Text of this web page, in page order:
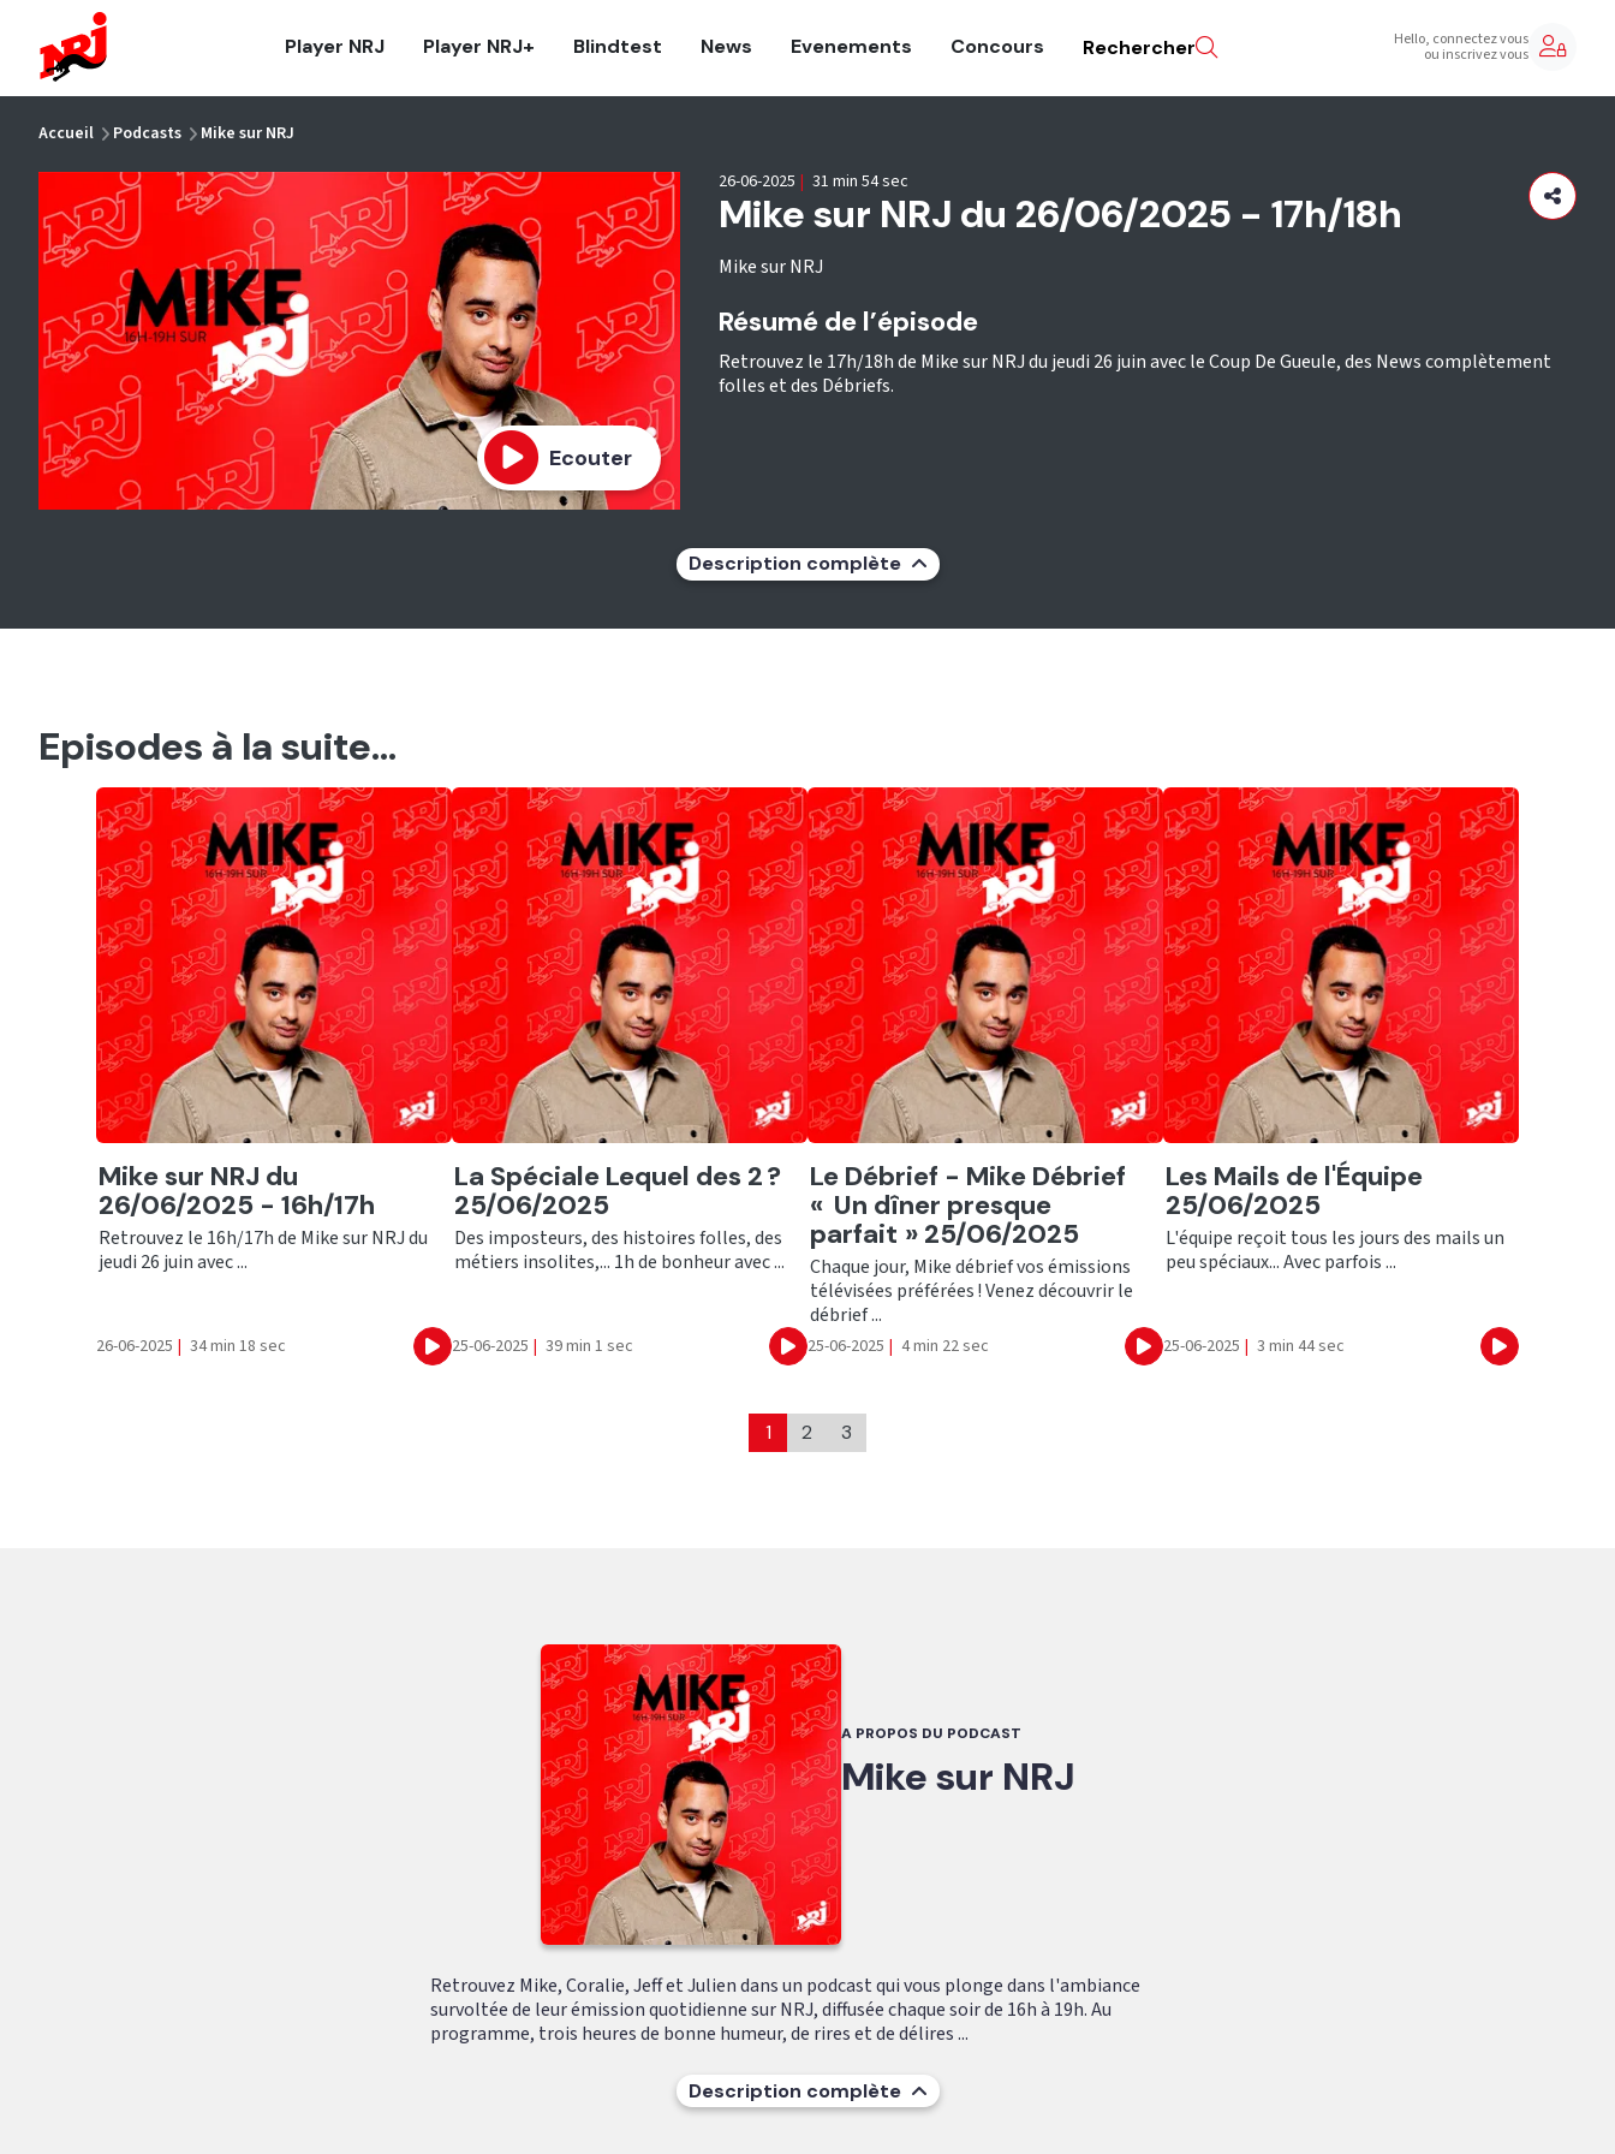
Player NRJ Player NRJ+ Blindtest News Evenements Concours Rechercher Hello, connectez vous
ou inscrivez vous
Accueil Podcasts Mike sur NRJ
Ecouter
Mike sur NRJ du 26/06/2025 - 17h/18h
Mike sur NRJ
26-06-2025 | 31 min 54 sec
Résumé de l’épisode
Retrouvez le 17h/18h de Mike sur NRJ du jeudi 26 juin avec le Coup De Gueule, des News complètement
folles et des Débriefs.
Description complète
Episodes à la suite...
Ecouter
Mike sur NRJ du
26/06/2025 - 16h/17h
Retrouvez le 16h/17h de Mike sur NRJ du
jeudi 26 juin avec ...
26-06-2025 | 34 min 18 sec Ecouter
Ecouter
La Spéciale Lequel des 2 ?
25/06/2025
Des imposteurs, des histoires folles, des
métiers insolites,... 1h de bonheur avec ...
25-06-2025 | 39 min 1 sec Ecouter
Ecouter
Le Débrief - Mike Débrief
« Un dîner presque
parfait » 25/06/2025
Chaque jour, Mike débrief vos émissions
télévisées préférées ! Venez découvrir le
débrief ...
25-06-2025 | 4 min 22 sec Ecouter
Ecouter
Les Mails de l'Équipe
25/06/2025
L'équipe reçoit tous les jours des mails un
peu spéciaux... Avec parfois ...
25-06-2025 | 3 min 44 sec Ecouter
1 2 3
A PROPOS DU PODCAST
Mike sur NRJ
Retrouvez Mike, Coralie, Jeff et Julien dans un podcast qui vous plonge dans l'ambiance
survoltée de leur émission quotidienne sur NRJ, diffusée chaque soir de 16h à 19h. Au
programme, trois heures de bonne humeur, de rires et de délires ...
Description complète